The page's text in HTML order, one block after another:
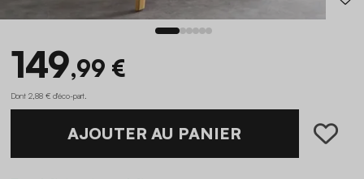
149,99 €
Dont 2,88 € d'éco-part
AJOUTER AU PANIER